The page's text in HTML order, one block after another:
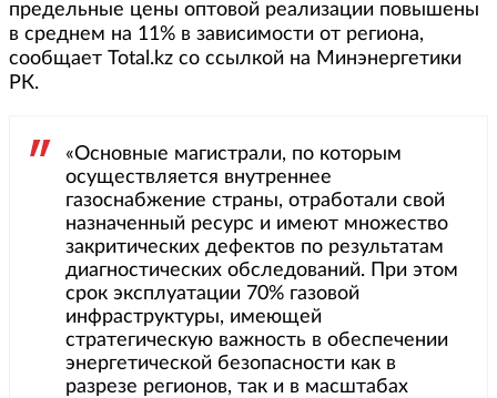
предельные цены оптовой реализации повышены
в среднем на 11% в зависимости от региона,
сообщает Total.kz со ссылкой на Минэнергетики
РК.
«Основные магистрали, по которым
осуществляется внутреннее
газоснабжение страны, отработали свой
назначенный ресурс и имеют множество
закритических дефектов по результатам
диагностических обследований. При этом
срок эксплуатации 70% газовой
инфраструктуры, имеющей
стратегическую важность в обеспечении
энергетической безопасности как в
разрезе регионов, так и в масштабах